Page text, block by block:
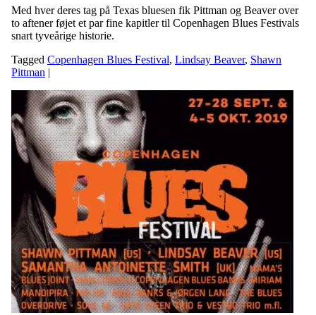
Med hver deres tag på Texas bluesen fik Pittman og Beaver over
to aftener føjet et par fine kapitler til Copenhagen Blues Festivals
snart tyveårige historie.
Tagged Copenhagen Blues Festival, Lindsay Beaver, Shawn
Pittman |